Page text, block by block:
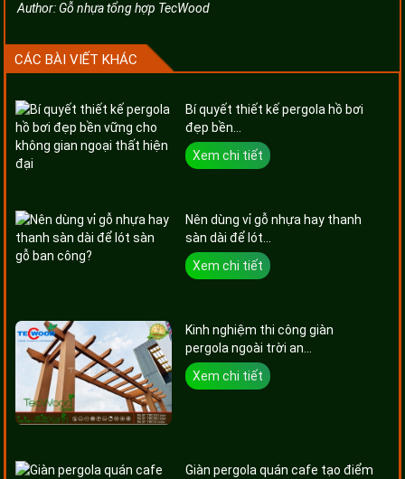
Author:Gỗ nhựa tổng hợp TecWood
CÁC BÀI VIẾT KHÁC
Bí quyết thiết kế pergola hồ bơi
đẹp bền...
Xem chi tiết
Nên dùng vỉ gỗ nhựa hay thanh
sàn dài để lót...
Xem chi tiết
Kinh nghiệm thi công giàn
pergola ngoài trời an...
Xem chi tiết
Giàn pergola quán cafe tạo điểm